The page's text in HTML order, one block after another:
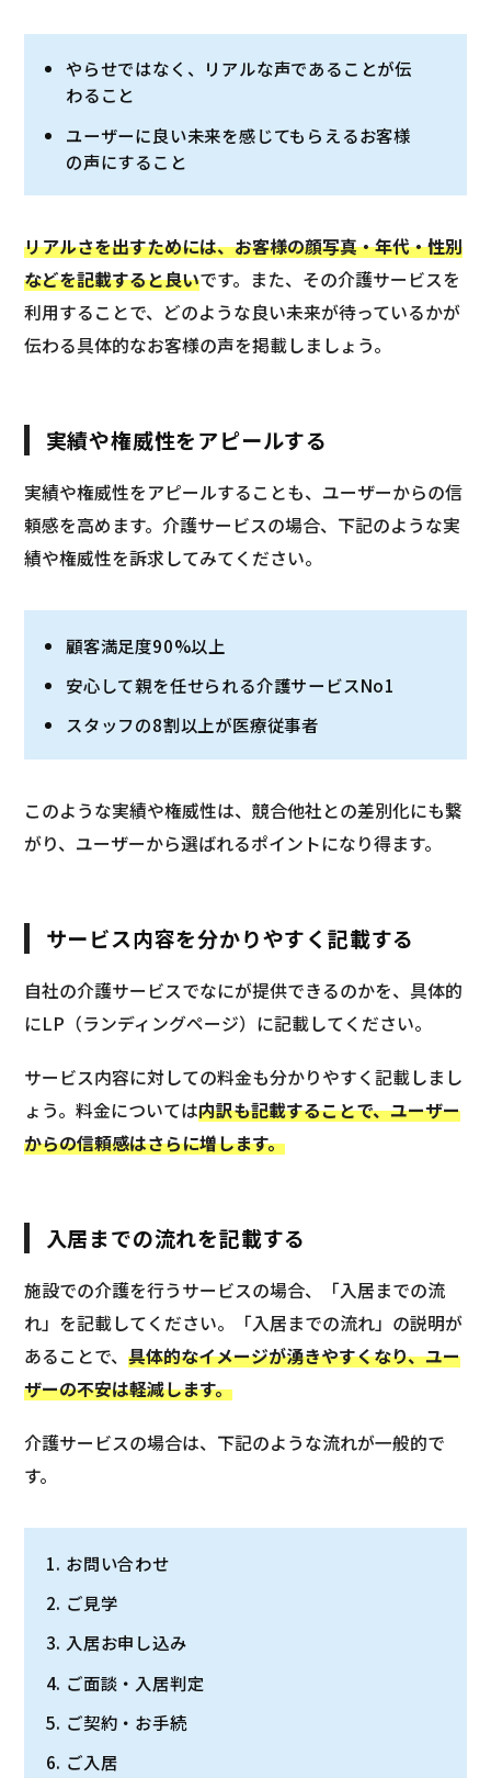
やらせではなく、リアルな声であることが伝
わること
ユーザーに良い未来を感じてもらえるお客様
の声にすること
リアルさを出すためには、お客様の顔写真・年代・性別
などを記載すると良いです。また、その介護サービスを
利用することで、どのような良い未来が待っているかが
伝わる具体的なお客様の声を掲載しましょう。
実績や権威性をアピールする
実績や権威性をアピールすることも、ユーザーからの信
頼感を高めます。介護サービスの場合、下記のような実
績や権威性を訴求してみてください。
顧客満足度90%以上
安心して親を任せられる介護サービスNo1
スタッフの8割以上が医療従事者
このような実績や権威性は、競合他社との差別化にも繋
がり、ユーザーから選ばれるポイントになり得ます。
サービス内容を分かりやすく記載する
自社の介護サービスでなにが提供できるのかを、具体的
にLP（ランディングページ）に記載してください。
サービス内容に対しての料金も分かりやすく記載しまし
ょう。料金については内訳も記載することで、ユーザー
からの信頼感はさらに増します。
入居までの流れを記載する
施設での介護を行うサービスの場合、「入居までの流
れ」を記載してください。「入居までの流れ」の説明が
あることで、具体的なイメージが湧きやすくなり、ユー
ザーの不安は軽減します。
介護サービスの場合は、下記のような流れが一般的で
す。
お問い合わせ
ご見学
入居お申し込み
ご面談・入居判定
ご契約・お手続
ご入居